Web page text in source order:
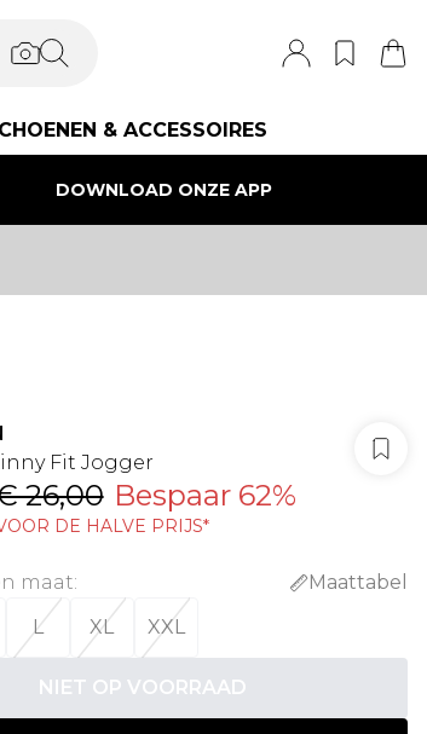
& ACCESSOIRES
DOWNLOAD ONZE APP
Fit Jogger
26,00 Bespaar 62%
DE HALVE PRIJS*
maat:
Maattabel
L XL XXL
NIET OP VOORRAAD